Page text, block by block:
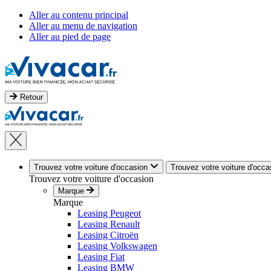
Aller au contenu principal
Aller au menu de navigation
Aller au pied de page
Retour
Trouvez votre voiture d'occasion Trouvez votre voiture
Trouvez votre voiture d'occasion
Marque
Marque
Leasing Peugeot
Leasing Renault
Leasing Citroën
Leasing Volkswagen
Leasing Fiat
Leasing BMW